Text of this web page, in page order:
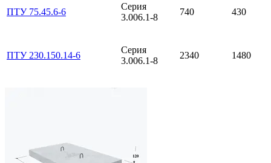
ПТУ 75.45.6-6
Серия
3.006.1-8
740 430
ПТУ 230.150.14-6
Серия
3.006.1-8
2340 1480